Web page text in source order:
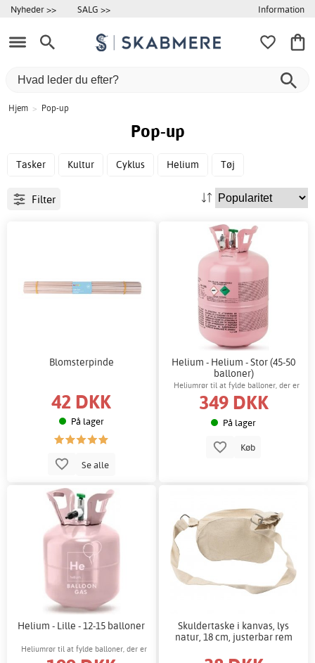
Nyheder >> SALG >> Information
Hjem > Pop-up
Pop-up
Tasker Kultur Cyklus Helium Tøj
Filter
Blomsterpinde
42 DKK
På lager
Se alle
Helium - Helium - Stor (45-50
balloner)
Heliumrør til at fylde balloner, der er
meget nemt at bruge! Dyse medfølger.
349 DKK
På lager
Køb
Helium - Lille - 12-15 balloner
Heliumrør til at fylde balloner, der er
meget nemt at bruge!
Skuldertaske i kanvas, lys
natur, 18 cm, justerbar rem